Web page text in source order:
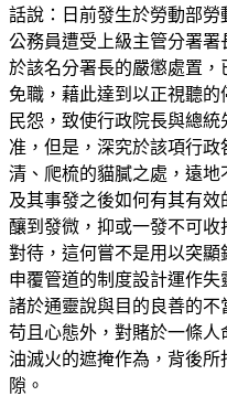
話說：日前發生於勞動部
公務員遭受上級主管分署
於該名分署長的嚴懲處置
免職，藉此達到以正視聽
民怨，致使行政院長與總
准，但是，深究於該項行
清、爬梳的貓膩之處，遠
及其事發之後如何有其有
釀到發微，抑或一發不可
對待，這何嘗不是用以突
申覆管道的制度設計運作
諸於通靈說與目的良善的
苟且心態外，對賭於一條
油滅火的遮掩作為，背後
隙。